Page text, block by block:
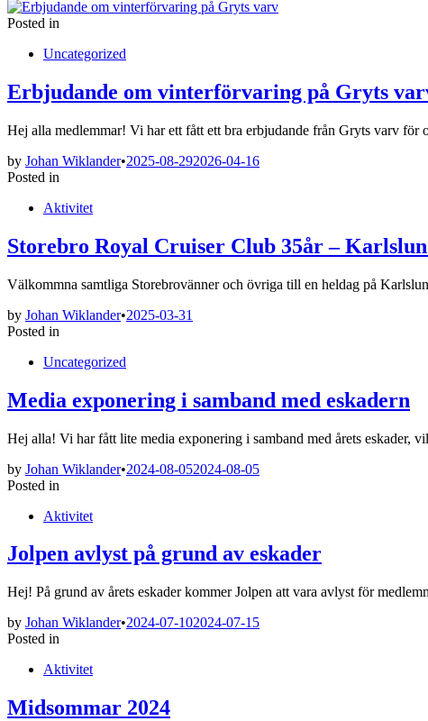
Posted in
Uncategorized
Erbjudande om vinterförvaring på Gryts
Hej alla medlemmar! Vi har ett fått ett bra erbjudande från Gryts varv för
by Johan Wiklander•2025-08-292026-04-16
Posted in
Aktivitet
Storebro Royal Cruiser Club 35år –
Välkommna samtliga Storebrovänner och övriga till en heldag på
by Johan Wiklander•2025-03-31
Posted in
Uncategorized
Media exponering i samband med eskadern
Hej alla! Vi har fått lite media exponering i samband med årets eskader,
by Johan Wiklander•2024-08-052024-08-05
Posted in
Aktivitet
Jolpen avlyst på grund av eskader
Hej! På grund av årets eskader kommer Jolpen att vara avlyst för
by Johan Wiklander•2024-07-102024-07-15
Posted in
Aktivitet
Midsommar 2024